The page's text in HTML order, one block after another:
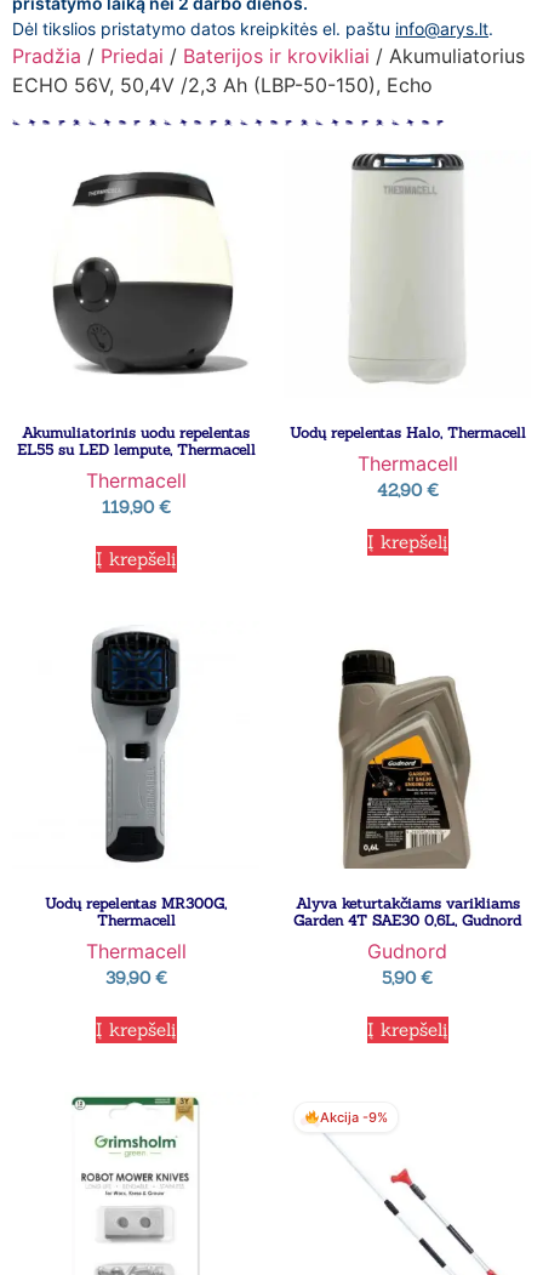
Dėl tikslios pristatymo datos kreipkitės el. paštu info@arys.lt.
Pradžia / Priedai / Baterijos ir krovikliai / Akumuliatorius
ECHO 56V, 50,4V /2,3 Ah (LBP-50-150), Echo
Akumuliatorinis uodu repelentas
EL55 su LED lempute, Thermacell
Thermacell
119,90€
Į krepšelį
Uodų repelentas Halo, Thermacell
Thermacell
42,90€
Į krepšelį
Uodų repelentas MR300G,
Thermacell
Thermacell
39,90€
Į krepšelį
Alyva keturtakčiams varikliams
Garden 4T SAE30 0,6L, Gudnord
Gudnord
5,90€
Į krepšelį
Akcija -9%